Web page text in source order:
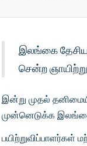
இலங்கை
சென்ற
இன்று முதல்
முன்னெடுக்க இலங்கை